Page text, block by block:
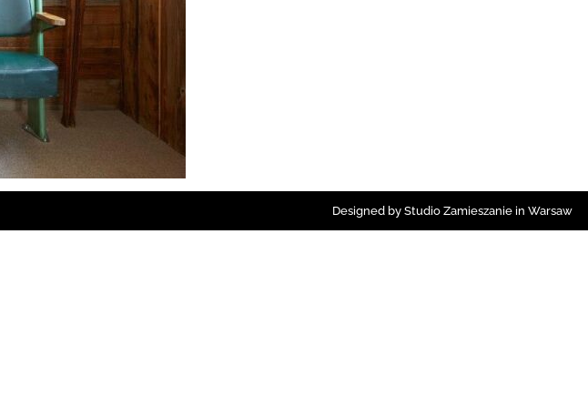
Designed by Studio Zamieszanie in Warsaw